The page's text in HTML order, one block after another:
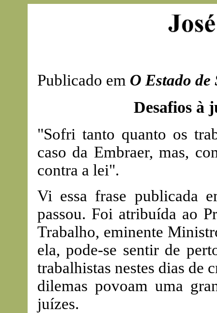
Publicado em O Estado de
Desafios à
"Sofri tanto quanto os
caso da Embraer, mas,
contra a lei".
Vi essa frase publicada
passou. Foi atribuída ao
Trabalho, eminente
ela, pode-se sentir de
trabalhistas nestes dias de
dilemas povoam uma
juízes.